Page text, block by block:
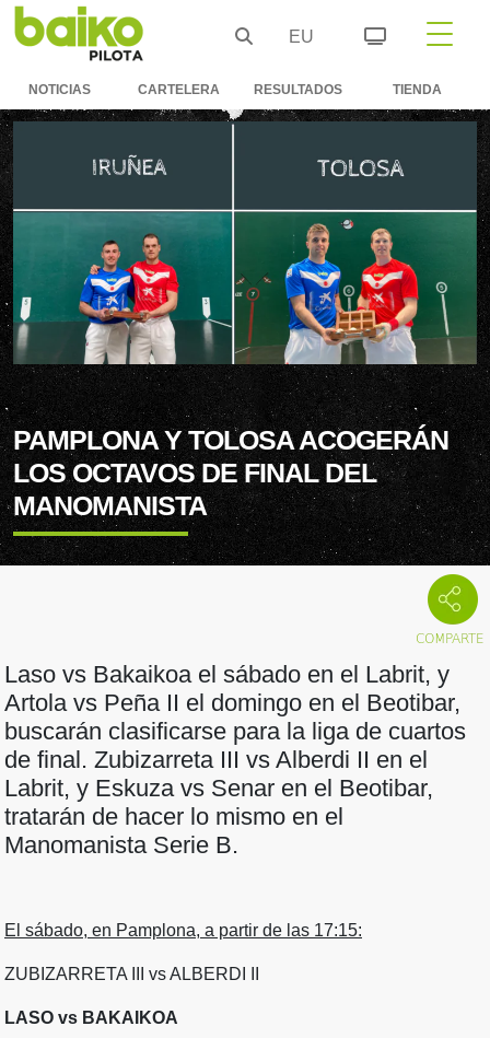
EU
NOTICIAS CARTELERA RESULTADOS TIENDA
PAMPLONA Y TOLOSA ACOGERÁN
LOS OCTAVOS DE FINAL DEL
MANOMANISTA
Laso vs Bakaikoa el sábado en el Labrit, y
Artola vs Peña II el domingo en el Beotibar,
buscarán clasificarse para la liga de cuartos
de final. Zubizarreta III vs Alberdi II en el
Labrit, y Eskuza vs Senar en el Beotibar,
tratarán de hacer lo mismo en el
Manomanista Serie B.
El sábado, en Pamplona, a partir de las 17:15:
ZUBIZARRETA III vs ALBERDI II
LASO vs BAKAIKOA